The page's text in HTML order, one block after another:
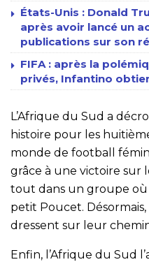
États-Unis : Donald
après avoir lancé un
publications sur son
FIFA : après la
privés, Infantino
L’Afrique du Sud a
histoire pour les
monde de football
grâce à une victoire sur
tout dans un groupe où
petit Poucet. Désormais,
dressent sur leur
Enfin, l’Afrique du Sud